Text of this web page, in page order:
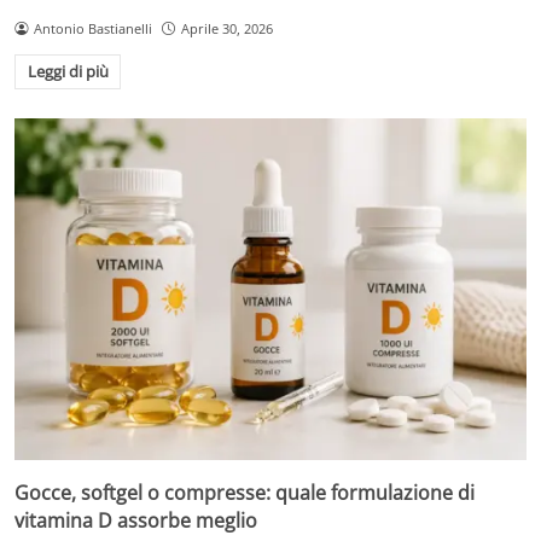
Antonio Bastianelli Aprile 30, 2026
Leggi di più
Gocce, softgel o compresse: quale formulazione di
vitamina D assorbe meglio